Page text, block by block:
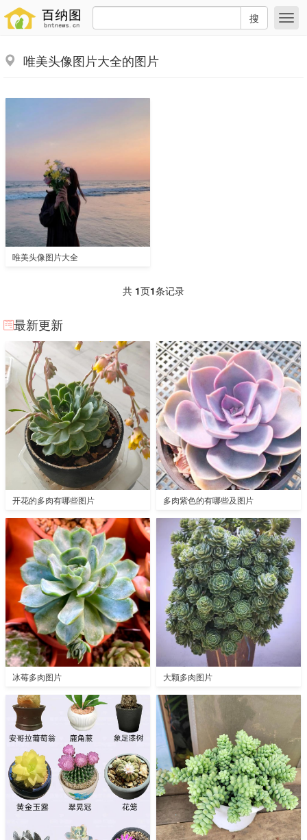
搜
唯美头像图片大全的图片
唯美头像图片大全
共 1页1条记录
最新更新
开花的多肉有哪些图片 多肉紫色的有哪些及图片
冰莓多肉图片 大颗多肉图片